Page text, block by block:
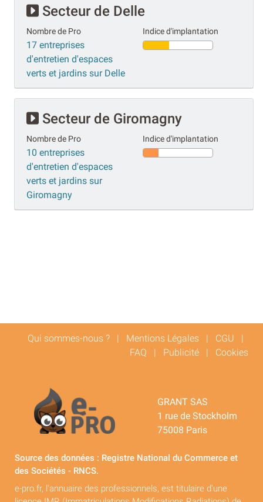
Secteur de Delle
Nombre de Pro
17 entreprises
d'entretien d'espaces
verts et jardins sur Delle
Indice d'implantation
Secteur de Giromagny
Nombre de Pro
10 entreprises
d'entretien d'espaces
verts et jardins sur
Giromagny
Indice d'implantation
Qui sommes-nous ? | Mentions Légales | CGU |
FAQ | Publicité | Cookies
GRANT SAS
1 rue de Stockholm
75008 Paris
Source des données : Registre National du Commerce et
des Sociétés - RNCS.
e-pro.fr, l'annuaire des professionnels, est titulaire d'une